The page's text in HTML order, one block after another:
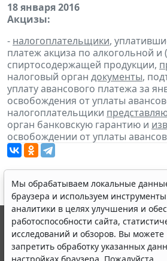
18 января 2016
Акцизы:
- налогоплательщики,
платеж акциза по алкогольной и
спиртосодержащей продукции,
налоговый орган документы,
уплату авансового платежа за
освобождения от уплаты
налогоплательщики
орган банковскую гарантию и
освобождении от уплаты
Мы обрабатываем локальные
браузера и используем инструменты
аналитики в целях улучшения и
работоспособности сайта,
исследований и обзоров. Вы можете
запретить обработку указанных
© ООО "НПП "ГАРАНТ-СЕРВИС", 2026.
выпускается с 1990 года. Компания
являются участниками Российской